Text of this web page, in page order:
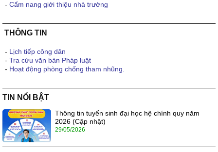
- Cẩm nang giới thiệu nhà trường
THÔNG TIN
- Lịch tiếp công dân
- Tra cứu văn bản Pháp luật
- Hoạt động phòng chống tham nhũng.
TIN NỔI BẬT
Thông tin tuyển sinh đại học hệ chính quy năm
2026 (Cập nhật)
29/05/2026